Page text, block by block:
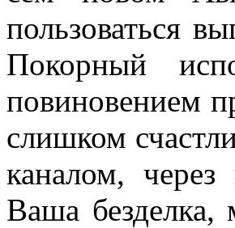
пользоваться
Покорный
повиновением
слишком
каналом,
Ваша безделка,